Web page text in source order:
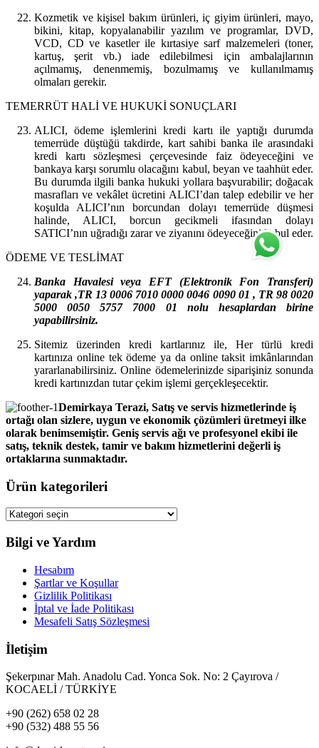
Kozmetik ve kişisel bakım ürünleri, iç giyim ürünleri, mayo,
bikini, kitap, kopyalanabilir yazılım ve programlar, DVD,
VCD, CD ve kasetler ile kırtasiye sarf malzemeleri (toner,
kartuş, şerit vb.) iade edilebilmesi için ambalajlarının
açılmamış, denenmemiş, bozulmamış ve kullanılmamış
olmaları gerekir.
TEMERRÜT HALİ VE HUKUKİ SONUÇLARI
ALICI, ödeme işlemlerini kredi kartı ile yaptığı durumda
temerrüde düştüğü takdirde, kart sahibi banka ile arasındaki
kredi kartı sözleşmesi çerçevesinde faiz ödeyeceğini ve
bankaya karşı sorumlu olacağını kabul, beyan ve taahhüt eder.
Bu durumda ilgili banka hukuki yollara başvurabilir; doğacak
masrafları ve vekâlet ücretini ALICI’dan talep edebilir ve her
koşulda ALICI’nın borcundan dolayı temerrüde düşmesi
halinde, ALICI, borcun gecikmeli ifasından dolayı
SATICI’nın uğradığı zarar ve ziyanını ödeyeceğini kabul eder.
ÖDEME VE TESLİMAT
Banka Havalesi veya EFT (Elektronik Fon Transferi)
yaparak ,TR 13 0006 7010 0000 0046 0090 01 , TR 98 0020
5000 0050 5757 7000 01 nolu hesaplardan birine
yapabilirsiniz.
Sitemiz üzerinden kredi kartlarınız ile, Her türlü kredi
kartınıza online tek ödeme ya da online taksit imkânlarından
yararlanabilirsiniz. Online ödemelerinizde siparişiniz sonunda
kredi kartınızdan tutar çekim işlemi gerçekleşecektir.
Demirkaya Terazi, Satış ve servis hizmetlerinde iş
ortağı olan sizlere, uygun ve ekonomik çözümleri üretmeyi ilke
olarak benimsemiştir. Geniş servis ağı ve profesyonel ekibi ile
satış, teknik destek, tamir ve bakım hizmetlerini değerli iş
ortaklarına sunmaktadır.
Ürün kategorileri
Bilgi ve Yardım
Hesabım
Şartlar ve Koşullar
Gizlilik Politikası
İptal ve İade Politikası
Mesafeli Satış Sözleşmesi
İletişim
Şekerpınar Mah. Anadolu Cad. Yonca Sok. No: 2 Çayırova /
KOCAELİ / TÜRKİYE
+90 (262) 658 02 28
+90 (532) 488 55 56